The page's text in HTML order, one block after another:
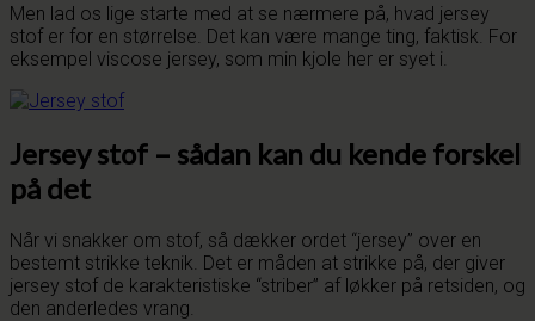
Men lad os lige starte med at se nærmere på, hvad jersey
stof er for en størrelse. Det kan være mange ting, faktisk. For
eksempel viscose jersey, som min kjole her er syet i.
Jersey stof – sådan kan du kende forskel
på det
Når vi snakker om stof, så dækker ordet “jersey” over en
bestemt strikke teknik. Det er måden at strikke på, der giver
jersey stof de karakteristiske “striber” af løkker på retsiden, og
den anderledes vrang.